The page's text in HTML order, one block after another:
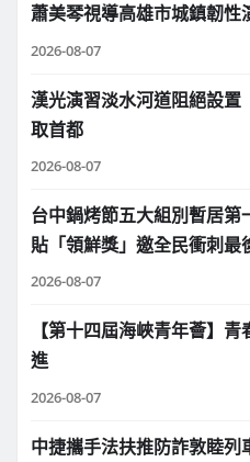
蕭美琴視導高雄市城鎮韌性
2026-08-07
漢光演習淡水河道阻絕設
取首都
2026-08-07
台中鍋烤節五大組別暫居
貼「領鮮獎」邀全民衝刺最
2026-08-07
【第十四屆海峽青年薈】
進
2026-08-07
中捷攜手法扶推防詐敦睦